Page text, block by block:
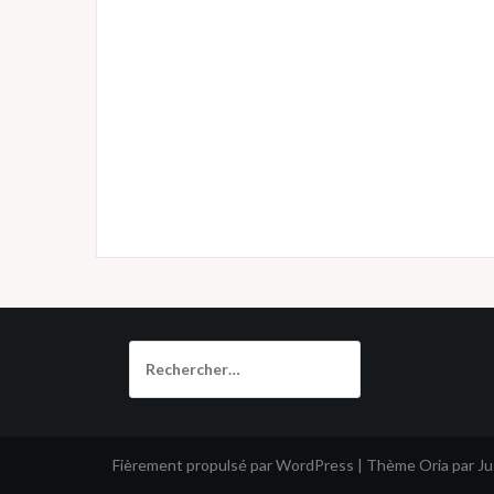
Fièrement propulsé par WordPress | Thème Oria par